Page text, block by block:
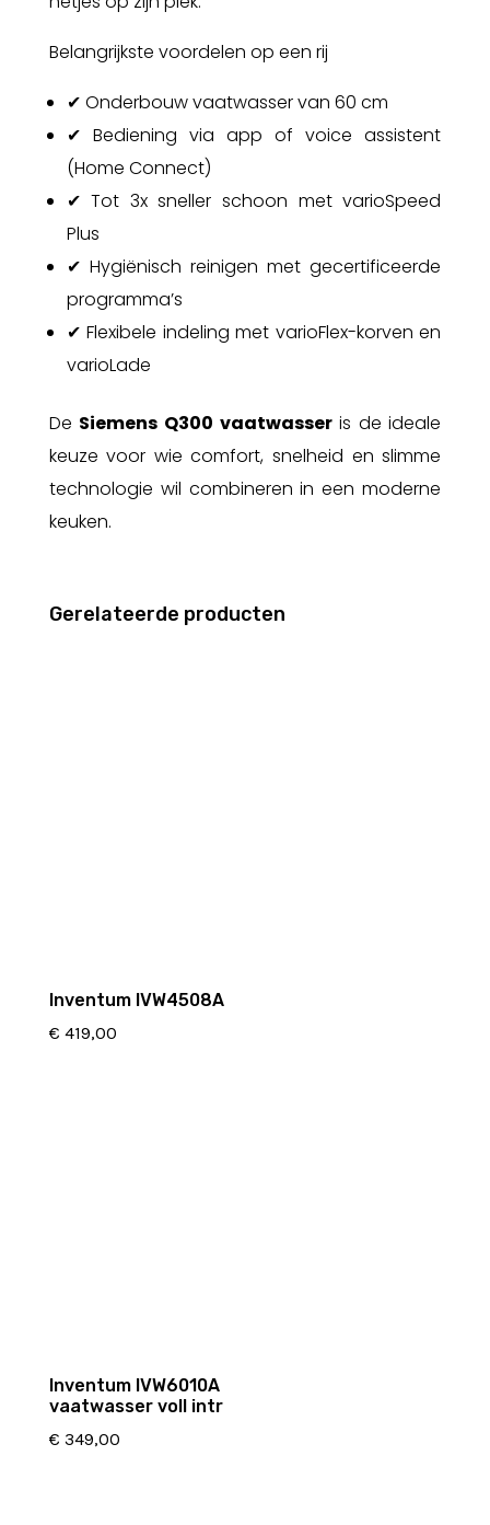
Belangrijkste voordelen op een rij
✔ Onderbouw vaatwasser van 60 cm
✔ Bediening via app of voice assistent
(Home Connect)
✔ Tot 3x sneller schoon met varioSpeed
Plus
✔ Hygiënisch reinigen met gecertificeerde
programma’s
✔ Flexibele indeling met varioFlex-korven en
varioLade
De Siemens Q300 vaatwasseris de ideale
keuze voor wie comfort, snelheid en slimme
technologie wil combineren in een moderne
keuken.
Gerelateerde producten
Inventum IVW4508A
€ 419,00
Inventum IVW6010A
vaatwasser voll intr
€ 349,00